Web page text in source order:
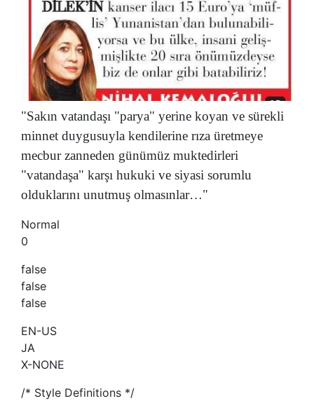
"Sakın vatandaşı "parya" yerine koyan ve sürekli
minnet duygusuyla kendilerine rıza üretmeye
mecbur zanneden günümüz muktedirleri
"vatandaşa" karşı hukuki ve siyasi sorumlu
olduklarını unutmuş olmasınlar…"
Normal
0
false
false
false
EN-US
JA
X-NONE
/* Style Definitions */